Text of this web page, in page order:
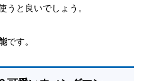
うと良いでしょう。
です。